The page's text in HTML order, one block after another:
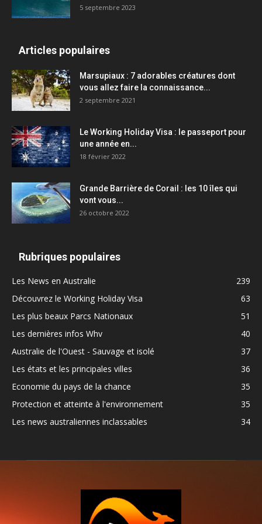
5 septembre 2023
Articles populaires
Marsupiaux : 7 adorables créatures dont
vous allez faire la connaissance...
2 septembre 2021
Le Working Holiday Visa : le passeport pour
une année en...
18 février 2022
Grande Barrière de Corail : les 10 îles qui
vont vous...
26 octobre 2022
Rubriques populaires
Les News en Australie
239
Découvrez le Working Holiday Visa
63
Les plus beaux Parcs Nationaux
51
Les dernières infos Whv
40
Australie de l'Ouest - Sauvage et isolé
37
Les états et les principales villes
36
Economie du pays de la chance
35
Protection et atteinte à l'environnement
35
Les news australiennes inclassables
34